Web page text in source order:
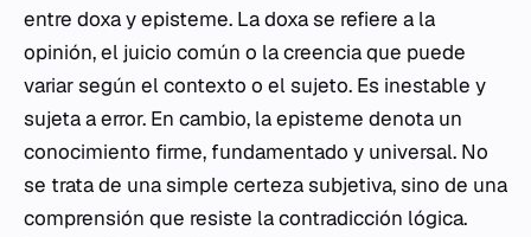
entre doxayepisteme. Ladoxase refiere a la
opinión, el juicio común o la creencia que puede
variar según el contexto o el sujeto. Es inestable y
sujeta a error. En cambio, laepisteme denota un
conocimiento firme, fundamentado y universal. No
se trata de una simple certeza subjetiva, sino de una
comprensión que resiste la contradicción lógica.